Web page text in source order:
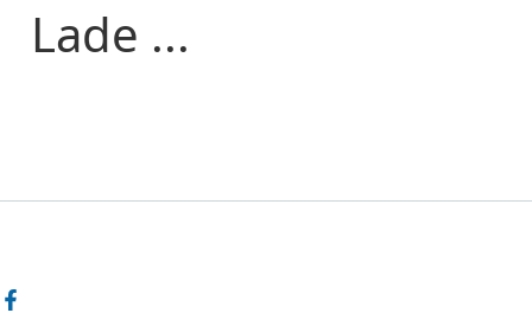
Lade ...